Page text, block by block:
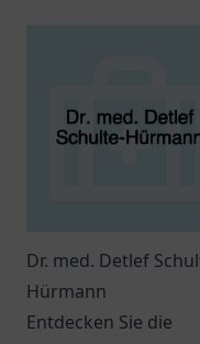
Dr. med. Detlef
Hürmann
Entdecken Sie die